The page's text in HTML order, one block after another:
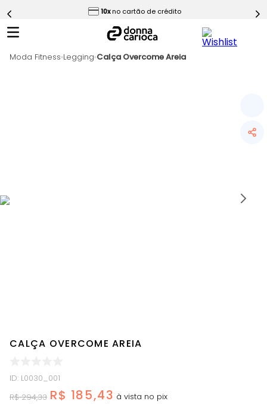
10x no cartão de crédito
Moda Fitness Legging Calça Overcome Areia
CALÇA OVERCOME AREIA
ID: L0030_001
R$ 294,33 R$ 185,43
7º Challenge Azul